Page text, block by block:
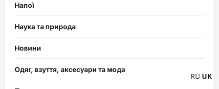
Напої
Наука та природа
Новини
Одяг, взуття, аксесуари та мода
RU UK